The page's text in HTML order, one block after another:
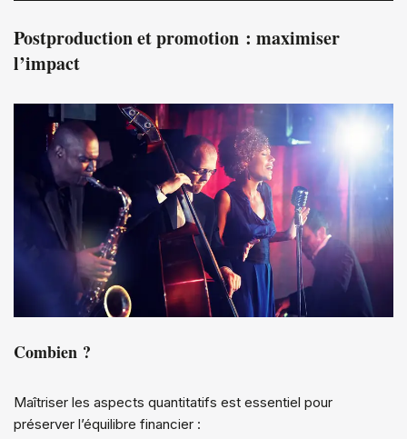
Postproduction et promotion : maximiser
l’impact
Combien ?
Maîtriser les aspects quantitatifs est essentiel pour
préserver l’équilibre financier :